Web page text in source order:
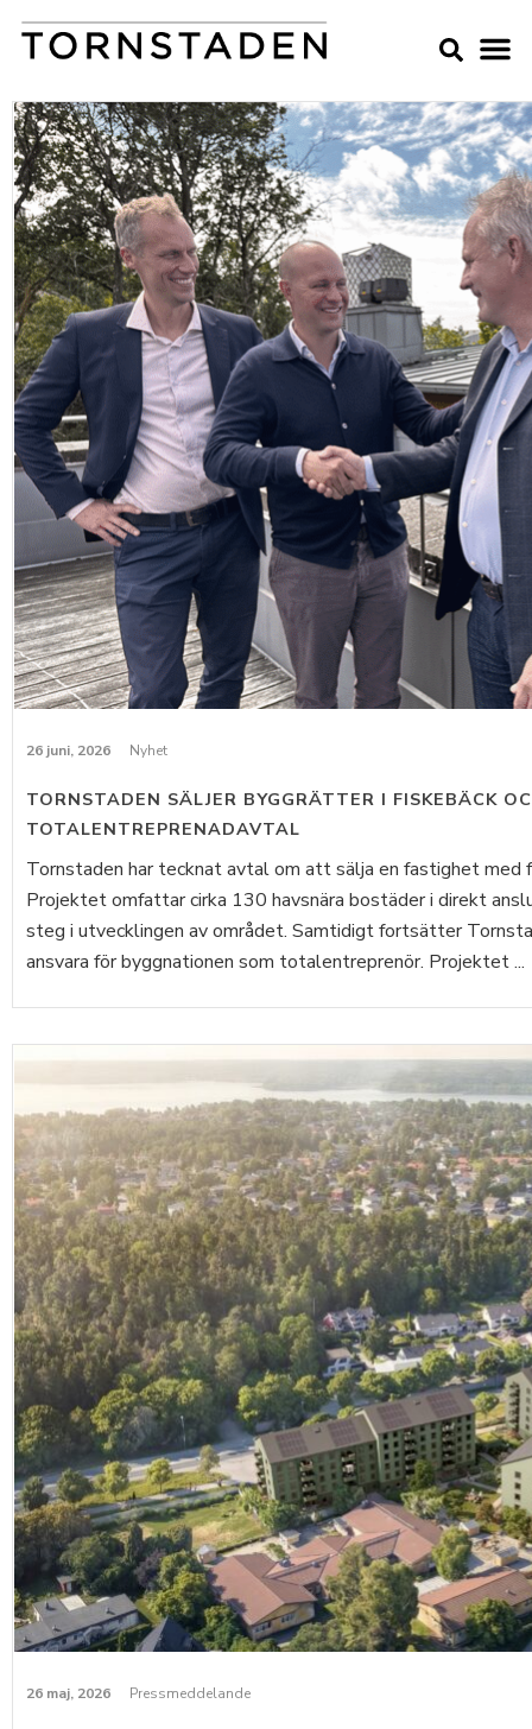
26 juni, 2026 Nyhet
TORNSTADEN SÄLJER BYGGRÄTTER I FISKEBÄCK
TOTALENTREPRENADAVTAL
Tornstaden har tecknat avtal om att sälja en fastighet med
Projektet omfattar cirka 130 havsnära bostäder i direkt
steg i utvecklingen av området. Samtidigt fortsätter
ansvara för byggnationen som totalentreprenör. Projektet ...
26 maj, 2026 Pressmeddelande